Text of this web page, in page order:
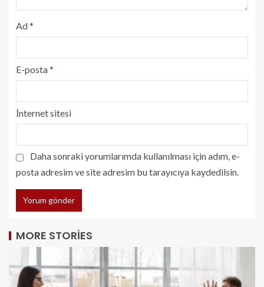
Ad*
E-posta*
İnternet sitesi
Daha sonraki yorumlarımda kullanılması için adım, e-
posta adresim ve site adresim bu tarayıcıya kaydedilsin.
MORE STORIES